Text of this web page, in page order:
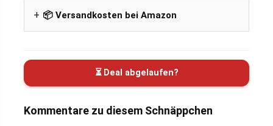
📦 Versandkosten bei Amazon
⏳ Deal abgelaufen?
Kommentare zu diesem Schnäppchen